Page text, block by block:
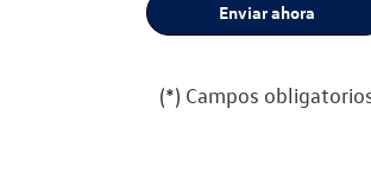
(*) Campos